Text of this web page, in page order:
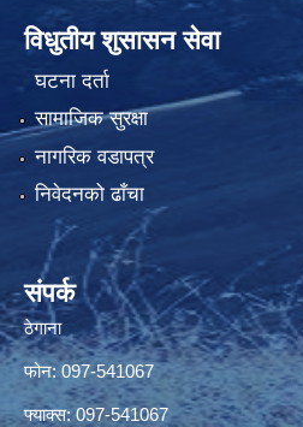
विधुतीय शुसासन सेवा
घटना दर्ता
सामाजिक सुरक्षा
नागरिक वडापत्र
निवेदनको ढाँचा
संपर्क
ठेगाना
फोन: 097-541067
फ्याक्स: 097-541067